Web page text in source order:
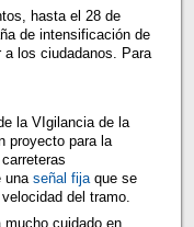
hasta el 28 de
de intensificación de
los ciudadanos. Para
la VIgilancia de la
proyecto para la
una señal fijaque se
del tramo.
mucho cuidado en